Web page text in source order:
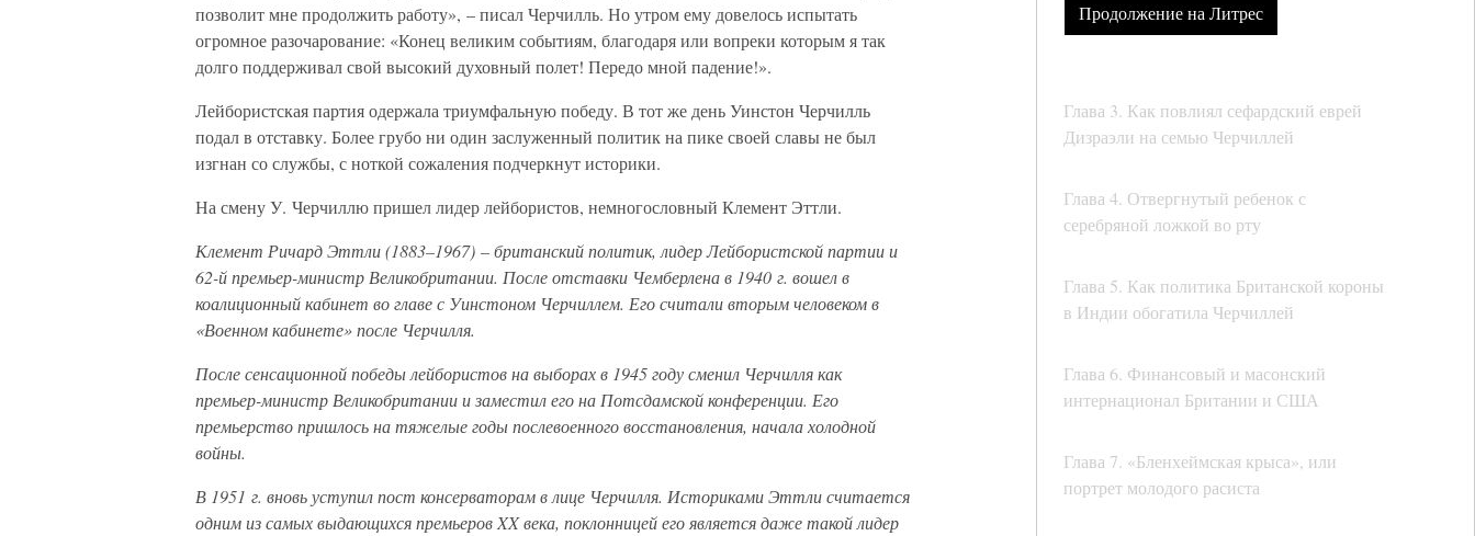
Продолжение на Литрес
Глава 3. Как повлиял сефардский еврей
Дизраэли на семью Черчиллей
Глава 4. Отвергнутый ребенок с
серебряной ложкой во рту
Глава 5. Как политика Британской короны
в Индии обогатила Черчиллей
Глава 6. Финансовый и масонский
интернационал Британии и США
Глава 7. «Бленхеймская крыса», или
портрет молодого расиста
позволит мне продолжить работу», – писал Черчилль. Но утром ему довелось испытать
огромное разочарование: «Конец великим событиям, благодаря или вопреки которым я так
долго поддерживал свой высокий духовный полет! Передо мной падение!».
Лейбористская партия одержала триумфальную победу. В тот же день Уинстон Черчилль
подал в отставку. Более грубо ни один заслуженный политик на пике своей славы не был
изгнан со службы, с ноткой сожаления подчеркнут историки.
На смену У. Черчиллю пришел лидер лейбористов, немногословный Клемент Эттли.
Клемент Ричард Эттли (1883–1967) – британский политик, лидер Лейбористской партии и
62-й премьер-министр Великобритании. После отставки Чемберлена в 1940 г. вошел в
коалиционный кабинет во главе с Уинстоном Черчиллем. Его считали вторым человеком в
«Военном кабинете» после Черчилля.
После сенсационной победы лейбористов на выборах в 1945 году сменил Черчилля как
премьер-министр Великобритании и заместил его на Потсдамской конференции. Его
премьерство пришлось на тяжелые годы послевоенного восстановления, начала холодной
войны.
В 1951 г. вновь уступил пост консерваторам в лице Черчилля. Историками Эттли считается
одним из самых выдающихся премьеров XX века, поклонницей его является даже такой лидер